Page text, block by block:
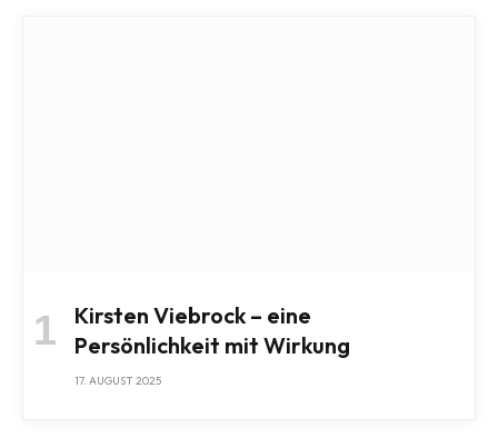
Kirsten Viebrock – eine
Persönlichkeit mit Wirkung
17. AUGUST 2025